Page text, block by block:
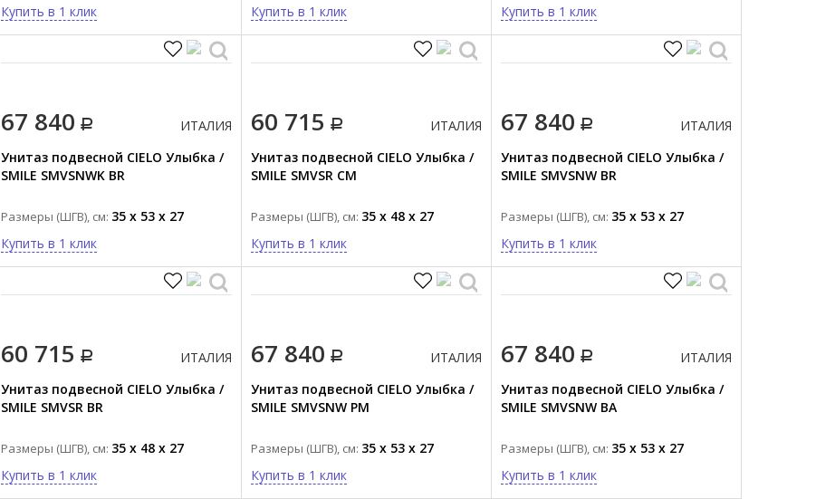
Купить в 1 клик
Купить в 1 клик
Купить в 1 клик
67 840
ИТАЛИЯ
Унитаз подвесной CIELO Улыбка /
SMILE SMVSNWK BR
Размеры (ШГВ), см: 35 x 53 x 27
Купить в 1 клик
60 715
ИТАЛИЯ
Унитаз подвесной CIELO Улыбка /
SMILE SMVSR CM
Размеры (ШГВ), см: 35 x 48 x 27
Купить в 1 клик
67 840
ИТАЛИЯ
Унитаз подвесной CIELO Улыбка /
SMILE SMVSNW BR
Размеры (ШГВ), см: 35 x 53 x 27
Купить в 1 клик
60 715
ИТАЛИЯ
Унитаз подвесной CIELO Улыбка /
SMILE SMVSR BR
Размеры (ШГВ), см: 35 x 48 x 27
Купить в 1 клик
67 840
ИТАЛИЯ
Унитаз подвесной CIELO Улыбка /
SMILE SMVSNW PM
Размеры (ШГВ), см: 35 x 53 x 27
Купить в 1 клик
67 840
ИТАЛИЯ
Унитаз подвесной CIELO Улыбка /
SMILE SMVSNW BA
Размеры (ШГВ), см: 35 x 53 x 27
Купить в 1 клик